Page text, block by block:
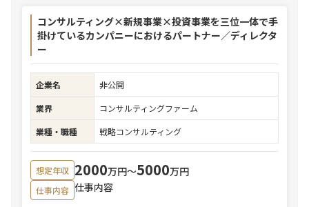
コンサルティング×新規事業×投資事業を三位一体で手
掛けているカンパニーにおけるパートナー／ディレクタ
ー
企業名
非公開
業界
コンサルティングファーム
業種・職種
戦略コンサルティング
想定年収 2000万円〜5000万円
仕事内容 仕事内容